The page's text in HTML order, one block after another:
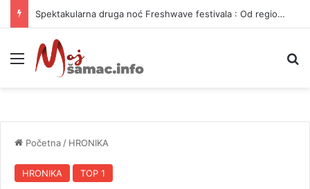
Spektakularna druga noć Freshwave festivala : Od regionalnih hitova do svjetskog elektronskog zvuka
Meni
Početna / HRONIKA
HRONIKA TOP 1